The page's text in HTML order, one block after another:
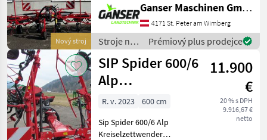
Nový stroj
Meter, 3-Punkt
Schwenkbock Kat. II,
Außenkreisel zum
Transport hydraulisch
hochkla
Ganser Maschinen GmbH
4171 St. Peter am Wimberg
Stroje na
zber
objemových
krmív /
SIP
Prémiový plus prodejce
SIP Spider 600/6
Alp
Kreiselzettwender
11.900
€
20 % s DPH
9.916,67 €
netto
R. v. 2023
600 cm
Sip Spider 600/6 Alp
Kreiselzettwender